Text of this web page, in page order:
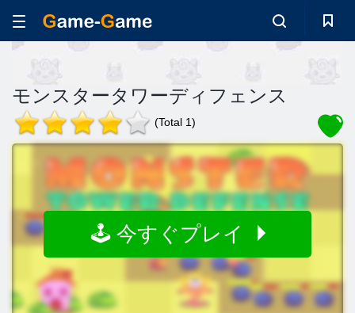
モンスタータワーディフェンス
(Total 1)
🕹️ 今すぐプレイ